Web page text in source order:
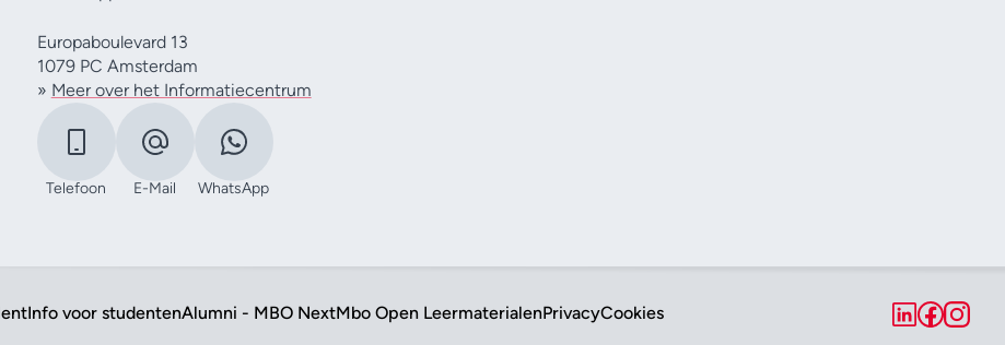
Europaboulevard 13
1079 PC Amsterdam
» Meer over het Informatiecentrum
Telefoon E-Mail WhatsApp
Info voor studentenAlumni - MBO NextMbo Open LeermaterialenPrivacyCookies